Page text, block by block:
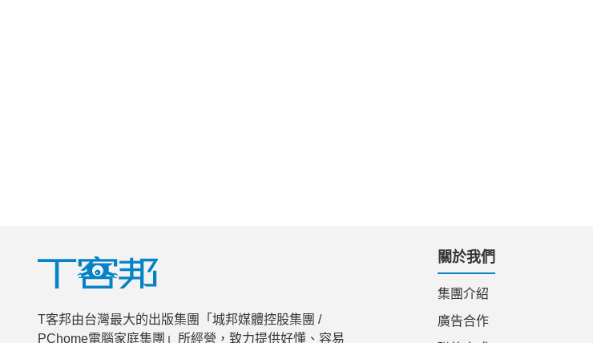
T客邦由台灣最大的出版集團「城邦媒體控股集團 /
PChome電腦家庭集團」所經營，致力提供好懂、容易
關於我們
集團介紹
廣告合作